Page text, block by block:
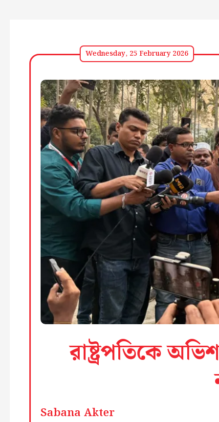
Wednesday, 25 February 2026
রাষ্ট্রপতিকে
Sabana Akter